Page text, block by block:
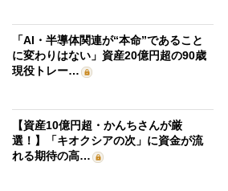
「AI・半導体関連が“本命”であること
に変わりはない」資産20億円超の90歳
現役トレー…
【資産10億円超・かんちさんが厳
選！】「キオクシアの次」に資金が流
れる期待の高…